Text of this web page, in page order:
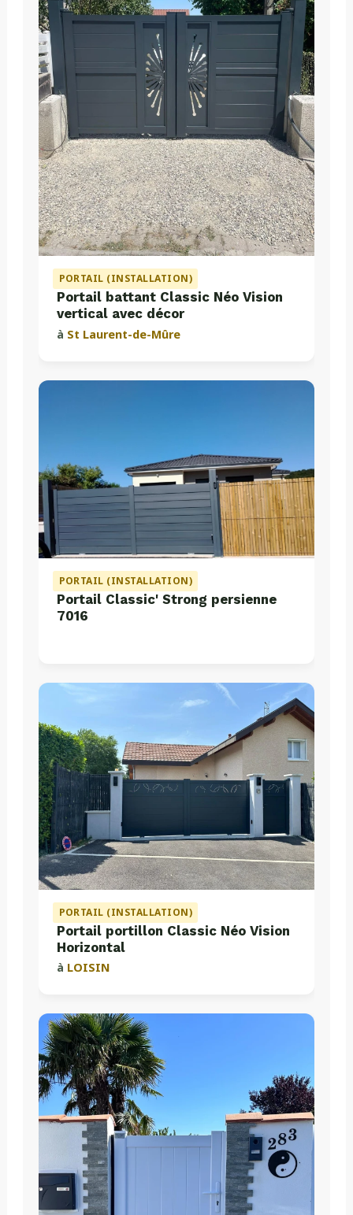
PORTAIL (INSTALLATION)
Portail battant Classic Néo Vision
vertical avec décor
à St Laurent-de-Mûre
PORTAIL (INSTALLATION)
Portail Classic' Strong persienne
7016
PORTAIL (INSTALLATION)
Portail portillon Classic Néo Vision
Horizontal
à LOISIN